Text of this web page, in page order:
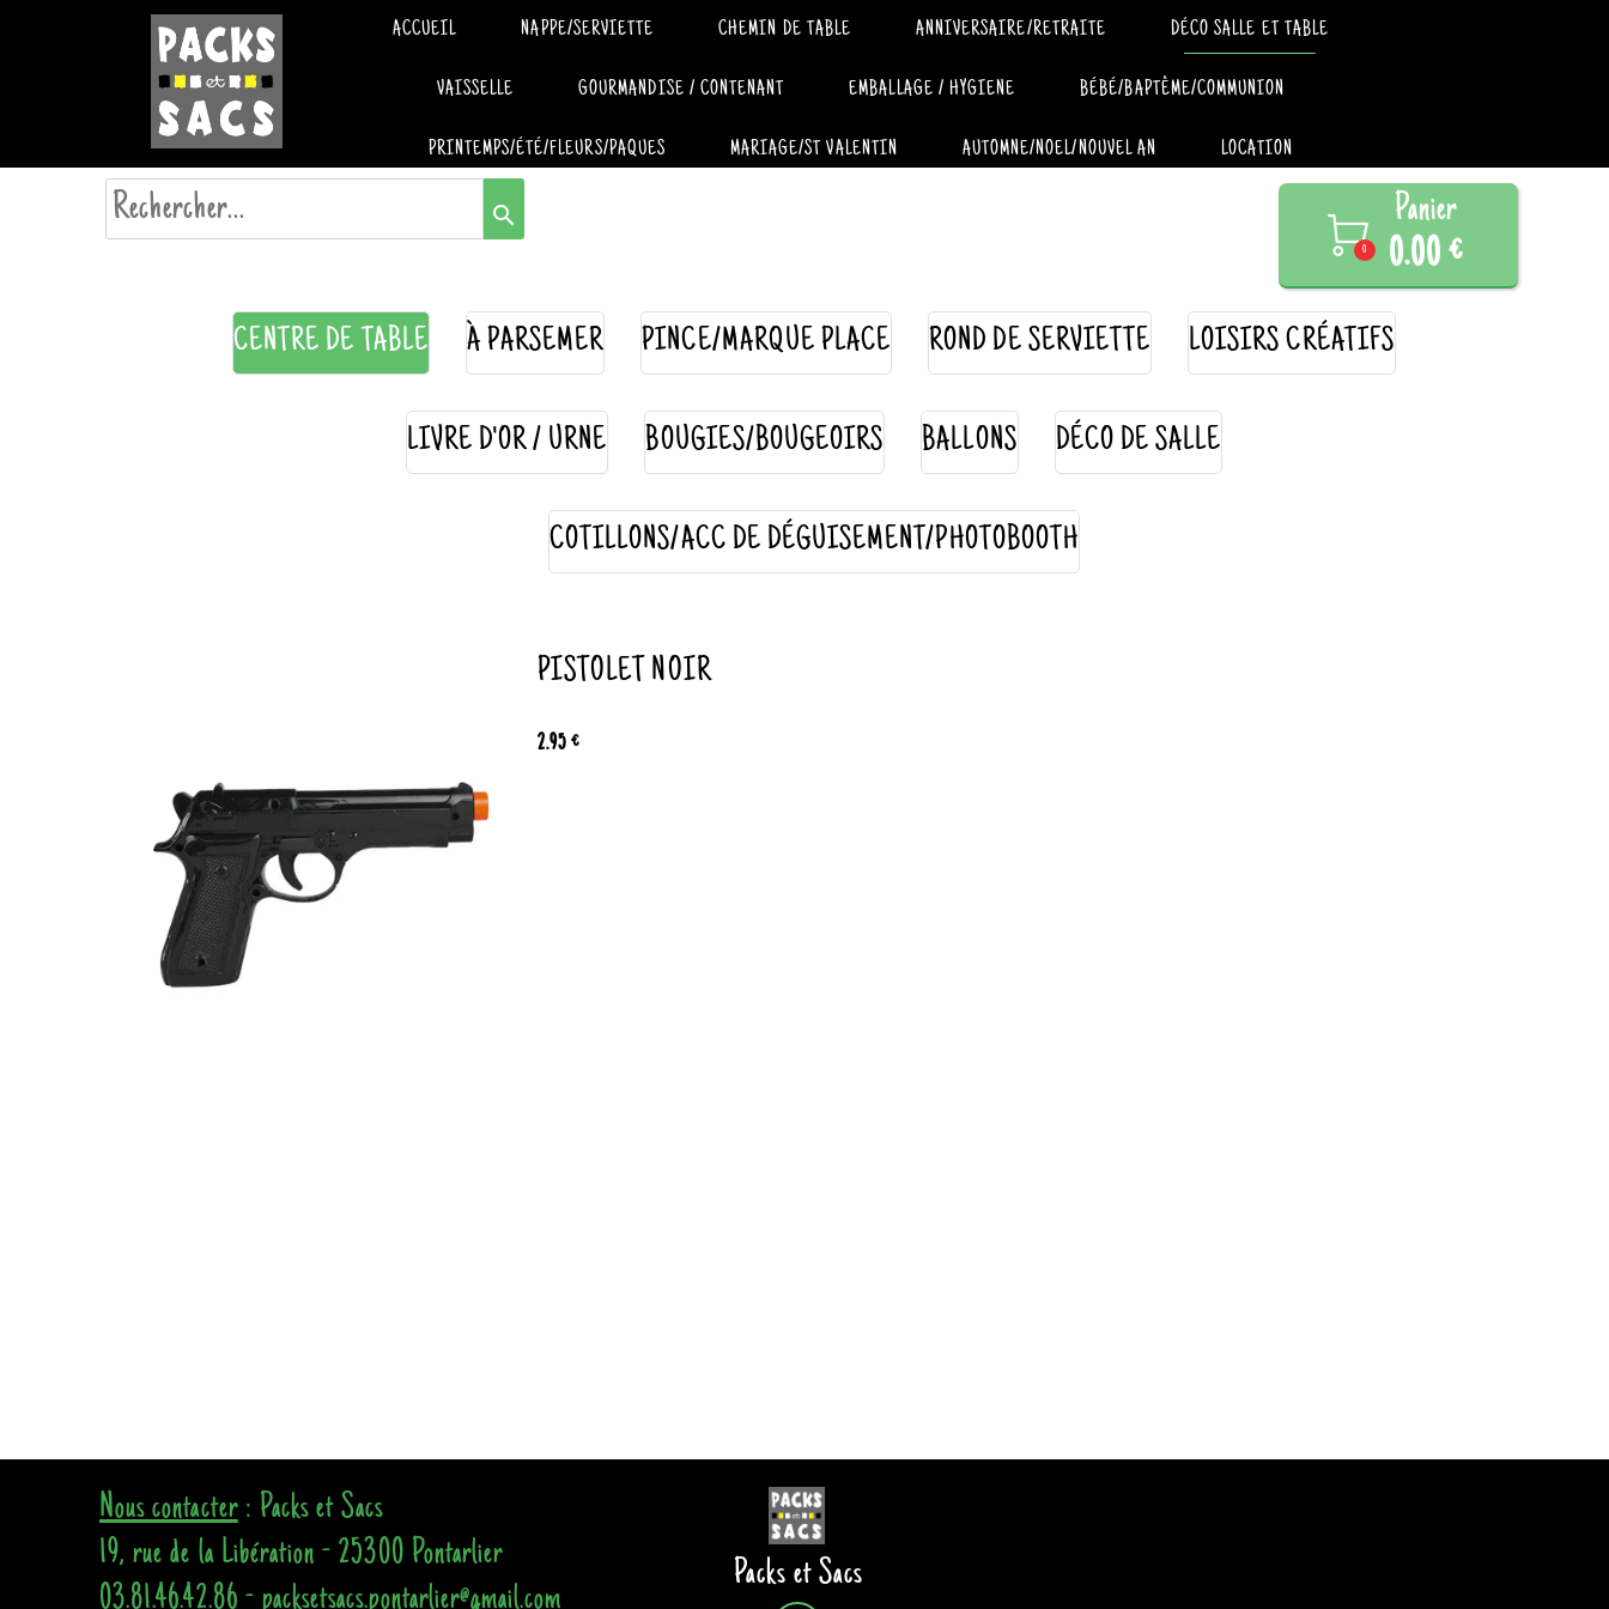
ACCUEIL NAPPE/SERVIETTE CHEMIN DE TABLE ANNIVERSAIRE/RETRAITE DÉCO SALLE ET TABLE
VAISSELLE GOURMANDISE / CONTENANT EMBALLAGE / HYGIENE BÉBÉ/BAPTÊME/COMMUNION
PRINTEMPS/ÉTÉ/FLEURS/PAQUES MARIAGE/ST VALENTIN AUTOMNE/NOEL/NOUVEL AN LOCATION
Packs et Sacs
Nous contacter: Packs et Sacs
19, rue de la Libération - 25300 Pontarlier
03.81.46.42.86 - packsetsacs.pontarlier@gmail.com
search 
0
Panier
0.00 €
CENTRE DE TABLE À PARSEMER PINCE/MARQUE PLACE ROND DE SERVIETTE LOISIRS CRÉATIFS
LIVRE D'OR / URNE BOUGIES/BOUGEOIRS BALLONS DÉCO DE SALLE
COTILLONS/ACC DE DÉGUISEMENT/PHOTOBOOTH
PISTOLET NOIR
2.95 €